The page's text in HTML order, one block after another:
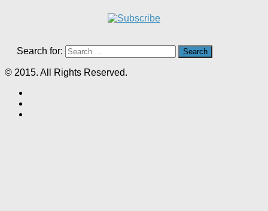
Search for:
© 2015. All Rights Reserved.